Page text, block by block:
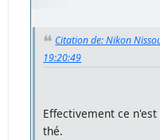
Citation de: Nikon
19:20:49
Effectivement ce
thé.